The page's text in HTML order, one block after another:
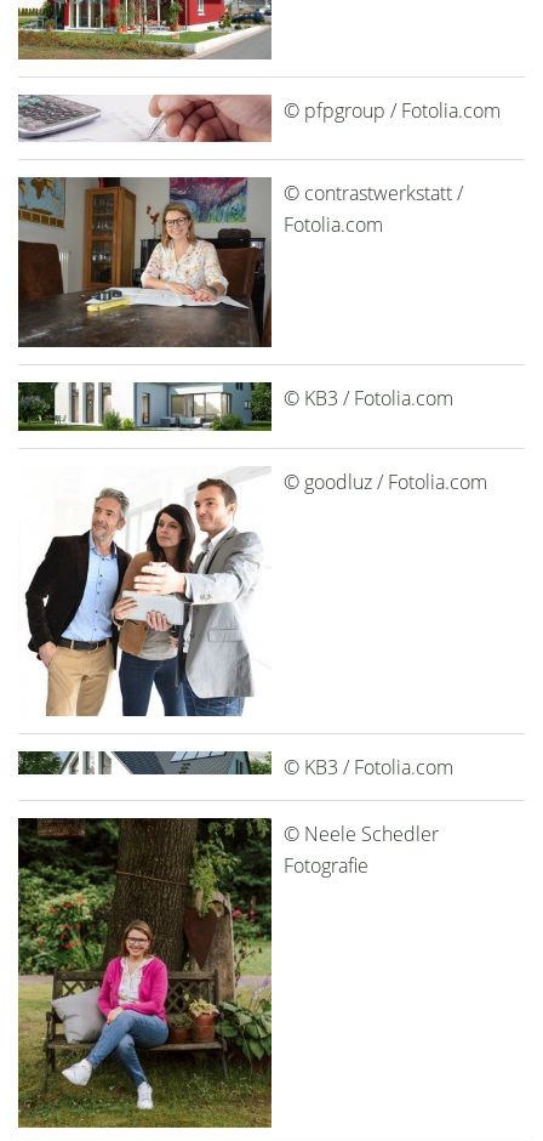
© pfpgroup / Fotolia.com
© contrastwerkstatt /
Fotolia.com
© KB3 / Fotolia.com
© goodluz / Fotolia.com
© KB3 / Fotolia.com
© Neele Schedler
Fotografie